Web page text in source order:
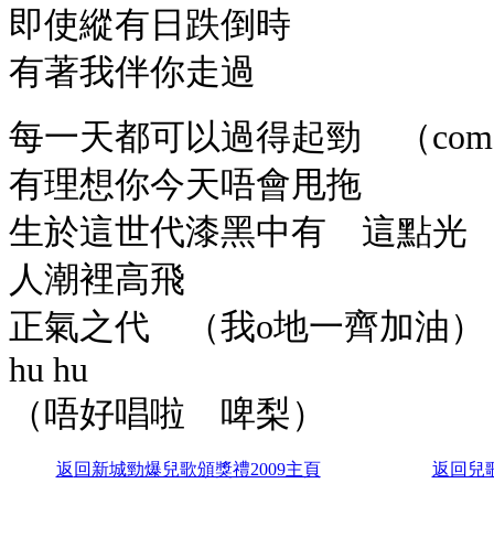
即使縱有日跌倒時
有著我伴你走過
每一天都可以過得起勁 （
有理想你今天唔會甩拖
生於這世代漆黑中有 這點光
人潮裡高飛
正氣之代 （我o地一齊加油）
hu hu
（唔好唱啦 啤梨）
返 回新城勁爆兒歌頒獎禮2009主頁 返回兒